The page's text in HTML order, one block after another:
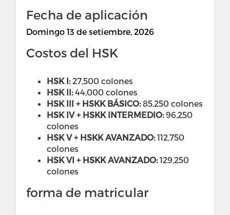
Fecha de aplicación
Domingo 13 de setiembre, 2026
Costos del HSK
HSK I:27,500 colones
HSK II:44,000 colones
HSK III + HSKK BÁSICO:85,250 colones
HSK IV + HSKK INTERMEDIO:96,250
colones
HSK V + HSKK AVANZADO:112,750
colones
HSK VI + HSKK AVANZADO:129,250
colones
forma de matricular